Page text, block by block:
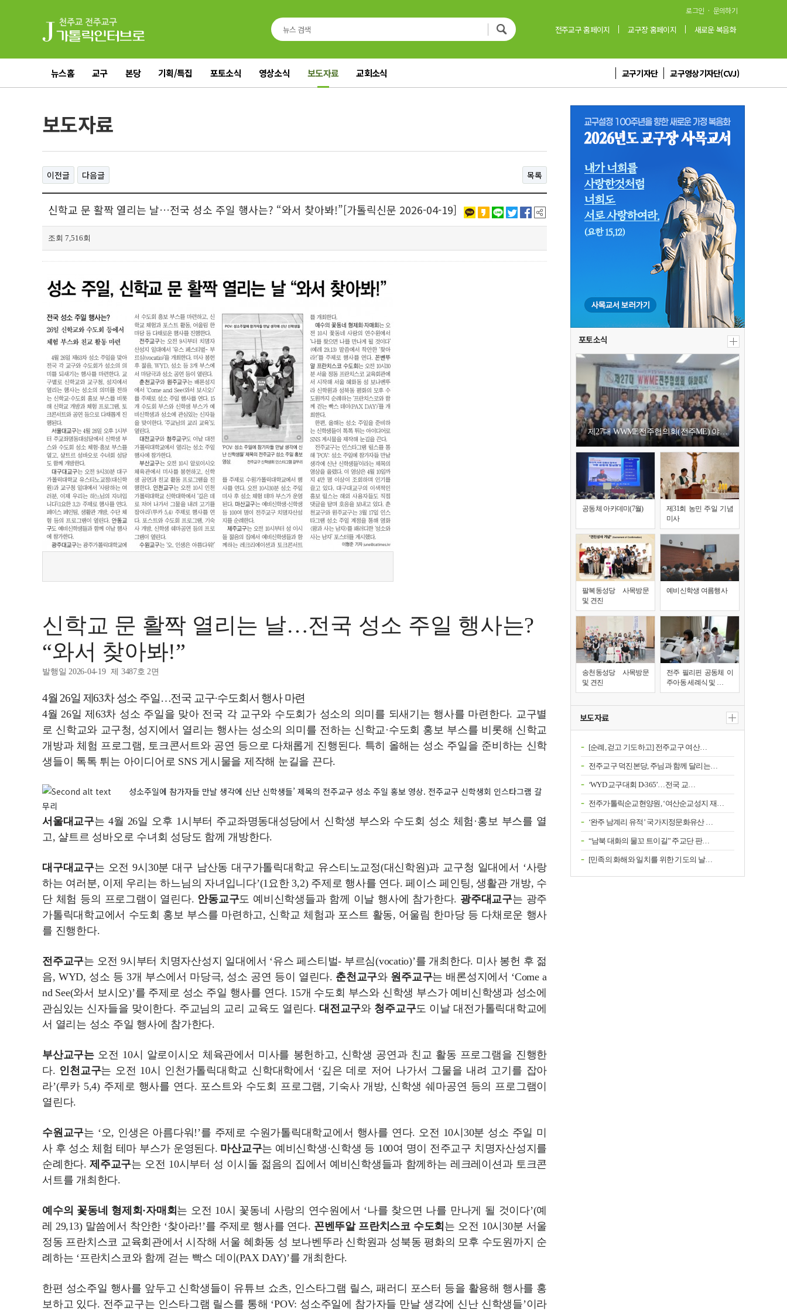
로그인 · 문의하기
전주교구 홈페이지 교구장 홈페이지 새로운 복음화
뉴스홈 교구 본당 기획/특집 포토소식 영상소식 보도자료 교회소식 교구기자단 교구영상기자단(CVJ)
보도자료
이전글 다음글 목록
신학교 문 활짝 열리는 날…전국 성소 주일 행사는? “와서 찾아봐!”[가톨릭신문 2026-04-19]
조회 7,516회
신학교 문 활짝 열리는 날…전국 성소 주일 행사는?
“와서 찾아봐!”
발행일 2026-04-19 제 3487호 2면
4월 26일 제63차 성소 주일…전국 교구·수도회서 행사 마련
4월 26일 제63차 성소 주일을 맞아 전국 각 교구와 수도회가 성소의 의미를 되새기는 행사를 마련한다. 교구별
로 신학교와 교구청, 성지에서 열리는 행사는 성소의 의미를 전하는 신학교·수도회 홍보 부스를 비롯해 신학교
개방과 체험 프로그램, 토크콘서트와 공연 등으로 다채롭게 진행된다. 특히 올해는 성소 주일을 준비하는 신학
생들이 톡톡 튀는 아이디어로 SNS 게시물을 제작해 눈길을 끈다.
성소주일에 참가자들 만날 생각에 신난 신학생들’ 제목의 전주교구 성소 주일 홍보 영상. 전주교구 신학생회 인스타그램 갈
무리
서울대교구는 4월 26일 오후 1시부터 주교좌명동대성당에서 신학생 부스와 수도회 성소 체험·홍보 부스를 열
고, 샬트르 성바오로 수녀회 성당도 함께 개방한다.
대구대교구는 오전 9시30분 대구 남산동 대구가톨릭대학교 유스티노교정(대신학원)과 교구청 일대에서 ‘사랑
하는 여러분, 이제 우리는 하느님의 자녀입니다’(1요한 3,2) 주제로 행사를 연다. 페이스 페인팅, 생활관 개방, 수
단 체험 등의 프로그램이 열린다. 안동교구도 예비신학생들과 함께 이날 행사에 참가한다. 광주대교구는 광주
가톨릭대학교에서 수도회 홍보 부스를 마련하고, 신학교 체험과 포스트 활동, 어울림 한마당 등 다채로운 행사
를 진행한다.
전주교구는 오전 9시부터 치명자산성지 일대에서 ‘유스 페스티벌- 부르심(vocatio)’를 개최한다. 미사 봉헌 후 젊
음, WYD, 성소 등 3개 부스에서 마당극, 성소 공연 등이 열린다. 춘천교구와 원주교구는 배론성지에서 ‘Come a
nd See(와서 보시오)’를 주제로 성소 주일 행사를 연다. 15개 수도회 부스와 신학생 부스가 예비신학생과 성소에
관심있는 신자들을 맞이한다. 주교님의 교리 교육도 열린다. 대전교구와 청주교구도 이날 대전가톨릭대학교에
서 열리는 성소 주일 행사에 참가한다.
부산교구는오전 10시 알로이시오 체육관에서 미사를 봉헌하고, 신학생 공연과 친교 활동 프로그램을 진행한
다. 인천교구는 오전 10시 인천가톨릭대학교 신학대학에서 ‘깊은 데로 저어 나가서 그물을 내려 고기를 잡아
라’(루카 5,4) 주제로 행사를 연다. 포스트와 수도회 프로그램, 기숙사 개방, 신학생 쉐마공연 등의 프로그램이
열린다.
수원교구는 ‘오, 인생은 아름다워!’를 주제로 수원가톨릭대학교에서 행사를 연다. 오전 10시30분 성소 주일 미
사 후 성소 체험 테마 부스가 운영된다. 마산교구는 예비신학생·신학생 등 100여 명이 전주교구 치명자산성지를
순례한다.제주교구는 오전 10시부터 성 이시돌 젊음의 집에서 예비신학생들과 함께하는 레크레이션과 토크콘
서트를 개최한다.
예수의 꽃동네 형제회·자매회 는 오전 10시 꽃동네 사랑의 연수원에서 ‘나를 찾으면 나를 만나게 될 것이다’(예
레 29,13) 말씀에서 착안한 ‘찾아라!’를 주제로 행사를 연다. 꼰벤뚜알 프란치스코 수도회 는 오전 10시30분 서울
정동 프란치스코 교육회관에서 시작해 서울 혜화동 성 보나벤뚜라 신학원과 성북동 평화의 모후 수도원까지 순
례하는 ‘프란치스코와 함께 걷는 빡스 데이(PAX DAY)’를 개최한다.
한편 성소주일 행사를 앞두고 신학생들이 유튜브 쇼츠, 인스타그램 릴스, 패러디 포스터 등을 활용해 행사를 홍
보하고 있다. 전주교구는 인스타그램 릴스를 통해 ‘POV: 성소주일에 참가자들 만날 생각에 신난 신학생들’이라
포토소식
제27대 WWME전주협의회(전주ME) 야…
공동체 아카데미(7월)
제31회 농민 주일 기념
미사
팔복동성당 사목방문
및 견진
예비신학생 여름행사
송천동성당 사목방문
및 견진
전주 필리핀 공동체 이
주아동 세례식 및 …
보도자료
[순례, 걷고 기도하고] 전주교구 여산…
전주교구 덕진본당, 주님과 함께 달리는…
‘WYD 교구대회 D-365’…전국 교…
전주가톨릭순교현양원, ‘여산순교성지 재…
‘완주 남계리 유적’ 국가지정문화유산 …
“남북 대화의 물꼬 트이길” 주교단 판…
[민족의 화해와 일치를 위한 기도의 날…